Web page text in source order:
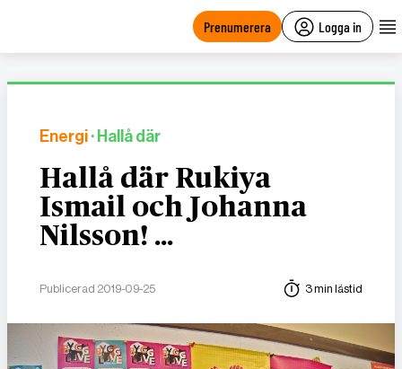
Prenumerera Logga in
Energi· Hallå där
Hallå där Rukiya
Ismail och Johanna
Nilsson! …
Publicerad 2019-09-25 3 min lästid